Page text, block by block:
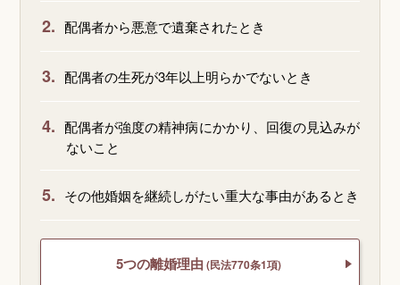
2. 配偶者から悪意で遺棄されたとき
3. 配偶者の生死が3年以上明らかでないとき
4. 配偶者が強度の精神病にかかり、回復の見込みが
ないこと
5. その他婚姻を継続しがたい重大な事由があるとき
5つの離婚理由 (民法770条1項)